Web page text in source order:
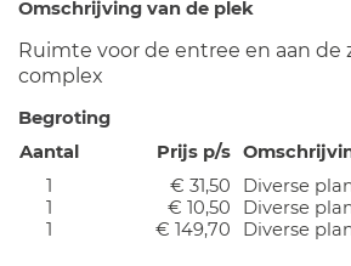
Omschrijving van de plek
Ruimte voor de entree en aan de
complex
Begroting
Aantal
Prijs p/s
1
€ 31,50
Diverse
1
€ 10,50
Diverse
1
€ 149,70 Diverse